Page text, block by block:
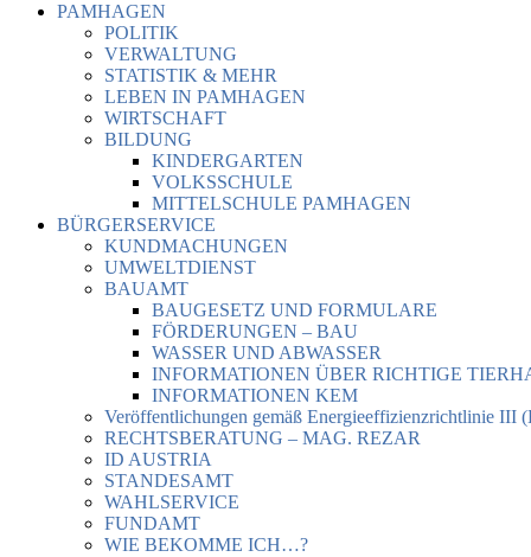
PAMHAGEN
POLITIK
VERWALTUNG
STATISTIK & MEHR
LEBEN IN PAMHAGEN
WIRTSCHAFT
BILDUNG
KINDERGARTEN
VOLKSSCHULE
MITTELSCHULE PAMHAGEN
BÜRGERSERVICE
KUNDMACHUNGEN
UMWELTDIENST
BAUAMT
BAUGESETZ UND FORMULARE
FÖRDERUNGEN – BAU
WASSER UND ABWASSER
INFORMATIONEN ÜBER RICHTIGE
INFORMATIONEN KEM
Veröffentlichungen gemäß Energieeffizienzrichtlinie III
RECHTSBERATUNG – MAG. REZAR
ID AUSTRIA
STANDESAMT
WAHLSERVICE
FUNDAMT
WIE BEKOMME ICH…?